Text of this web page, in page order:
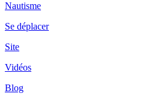
Nautisme
Se déplacer
Site
Vidéos
Blog